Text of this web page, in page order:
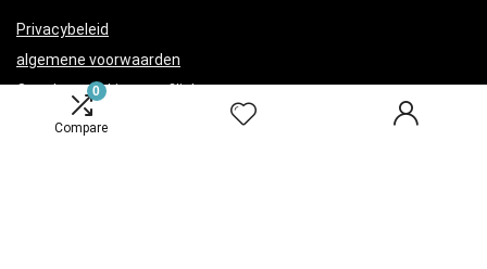
0
Compare
Privacybeleid
algemene voorwaarden
Openbaarmaking van filialen